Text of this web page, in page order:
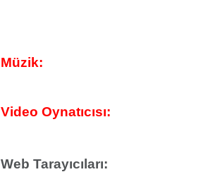
Müzik:
Video Oynatıcısı:
Web Tarayıcıları: